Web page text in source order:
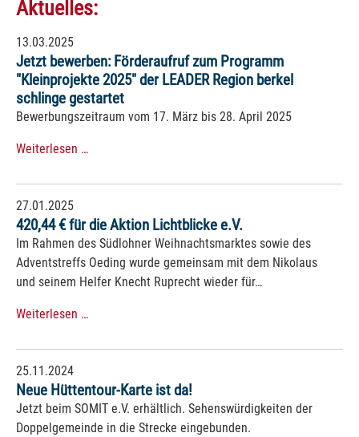
Aktuelles:
13.03.2025
Jetzt bewerben: Förderaufruf zum Programm
"Kleinprojekte 2025" der LEADER Region berkel
schlinge gestartet
Bewerbungszeitraum vom 17. März bis 28. April 2025
Weiterlesen …
27.01.2025
420,44 € für die Aktion Lichtblicke e.V.
Im Rahmen des Südlohner Weihnachtsmarktes sowie des
Adventstreffs Oeding wurde gemeinsam mit dem Nikolaus
und seinem Helfer Knecht Ruprecht wieder für…
Weiterlesen …
25.11.2024
Neue Hüttentour-Karte ist da!
Jetzt beim SOMIT e.V. erhältlich. Sehenswürdigkeiten der
Doppelgemeinde in die Strecke eingebunden.